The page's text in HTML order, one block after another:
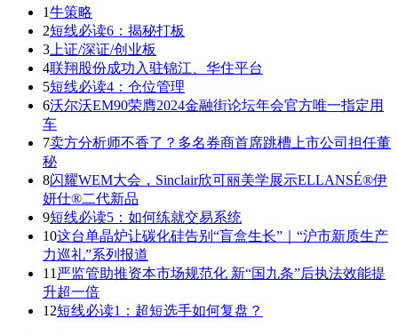
1牛策略
2短线必读6：揭秘打板
3 上证/深证/创业板
4联翔股份成功入驻锦江、华住平台
5短线必读4：仓位管理
6沃尔沃EM90荣膺2024金融街论坛年会官方唯一指定用
车
7卖方分析师不香了？多名券商首席跳槽上市公司担任董
秘
8闪耀WEM大会，Sinclair欣可丽美学展示ELLANSÉ®伊
妍仕®二代新品
9短线必读5：如何练就交易系统
10这台单晶炉让碳化硅告别“盲盒生长”｜“沪市新质生产
力巡礼”系列报道
11 严监管助推资本市场规范化 新“国九条”后执法效能提
升超一倍
12短线必读1：超短选手如何复盘？